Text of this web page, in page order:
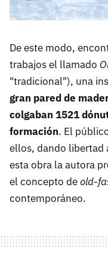
De este modo,
trabajos el llamado
"tradicional"), una
gran pared de
colgaban 1521
formación. El
ellos, dando libertad
esta obra la autora
el concepto deold-
contemporáneo.